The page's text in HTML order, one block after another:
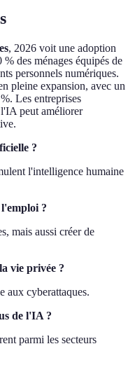
, 2026 voit une adoption
des ménages équipés de
personnels numériques.
pleine expansion, avec un
Les entreprises
peut améliorer
?
l'intelligence humaine
?
mais aussi créer de
vie privée ?
aux cyberattaques.
de l'IA ?
parmi les secteurs